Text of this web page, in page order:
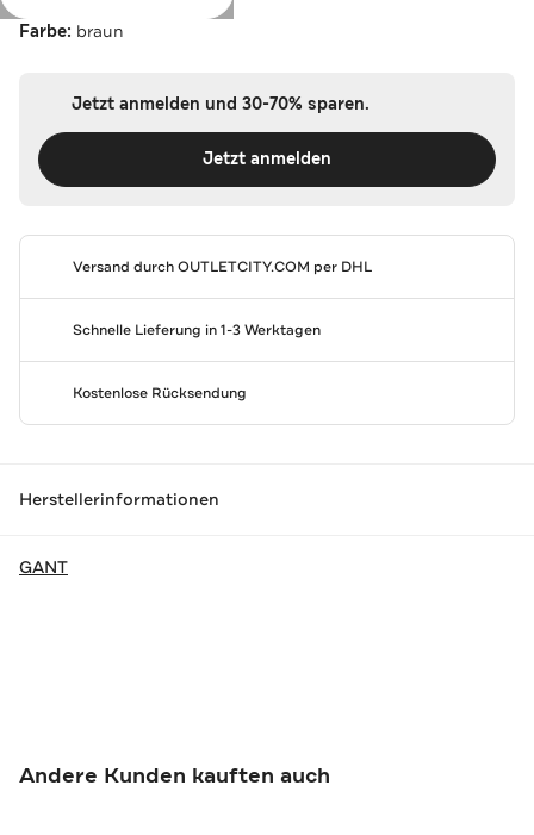
Farbe: braun
Jetzt anmelden und 30-70% sparen.
Jetzt anmelden
Versand durchOUTLETCITY.COM per DHL
Schnelle Lieferung in 1-3 Werktagen
Kostenlose Rücksendung
Herstellerinformationen
GANT
Andere Kunden kauften auch